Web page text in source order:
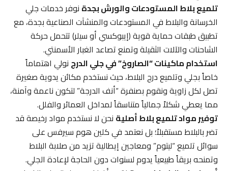
تلميع بلاط المستودعات والورش بجدةنوفر خدمات جلي
الخرسانة والبلاط في المستودعات والمنشآت الصناعية بجدة، مع
تطبيق طبقات حماية قوية (إيبوكسي أو سيلر) تتحمل حركة
الشاحنات والآلات الثقيلة وتمنع تصاعد الغبار الأسمنتي.
استخدام ماكينات “الصاروخ” في جلي الدرجنولي اهتماماً
خاصاً بجلي وتلميع درج البلاط، حيث نستخدم مكائن يدوية صغيرة
تصل لكل زاوية ونقوم بصنفرة “أنف الدرجة” لتكون ناعمة وآمنة،
مما يعطي شكلاً جمالياً متناسقاً لمداخل العمائر والفلل.
توفير مواد تلميع بلاط أصليةنحن لا نستخدم مواد رخيصة قد
تضر بالبلاط مستقبلاً؛ بل نعتمد في كلين هوم سيرفس على
سوائل تلميع “ليتوم” ومعاجين إيطالية تزيد من صلابة البلاط
وتمنحه بريقاً طبيعياً يدوم لسنوات دون الحاجة لإعادة الجلي.